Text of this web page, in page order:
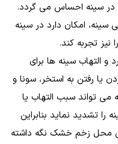
در سینه احساس می گردد.
امکان دارد در سینه
تجربه کند.
سینه ها برای
یا رفتن به استخر، سونا و
تواند سبب التهاب یا
تشدید نماید بنابراین
پس از جراحی محل زخم خشک نگه داشته